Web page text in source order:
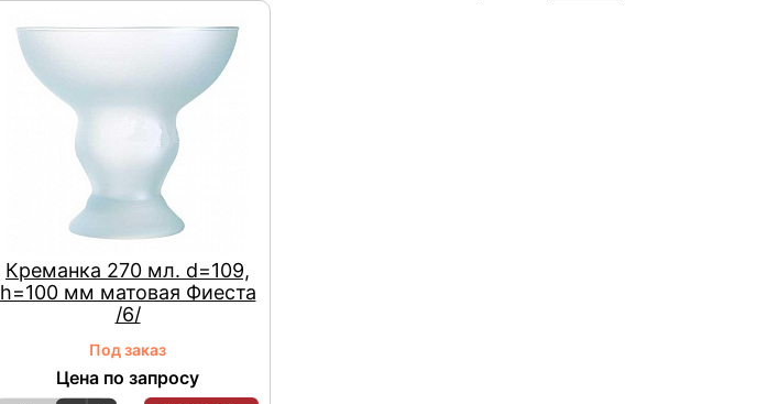
Креманка 270 мл. d=109,
h=100 мм матовая Фиеста
/6/
Под заказ
Цена по запросу